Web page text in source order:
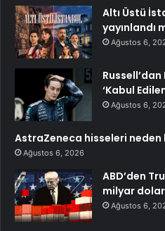
Altı Üstü
yayınlandı
Ağustos 6,
‘Kabul
Ağustos 6,
AstraZeneca hisseleri
Ağustos 6, 2026
ABD’den
milyar
Ağustos 6,